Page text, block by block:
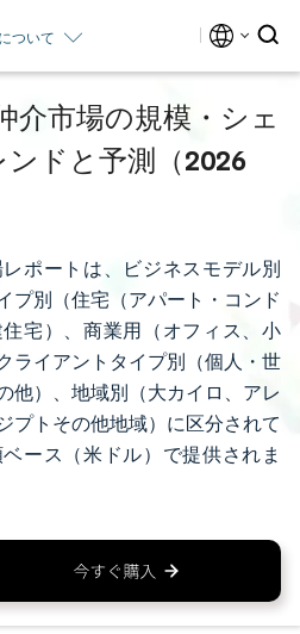
ついて
介市場の規模・シェ
ンドと予測（2026
ポートは、ビジネスモデル別
プ別（住宅（アパート・コンド
宅）、商業用（オフィス、小
ライアントタイプ別（個人・世
他）、地域別（大カイロ、アレ
プトその他地域）に区分されて
ース（米ドル）で提供されま